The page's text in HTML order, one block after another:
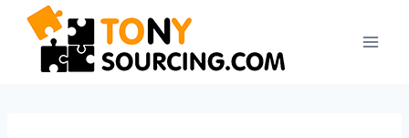
Aller
contenu